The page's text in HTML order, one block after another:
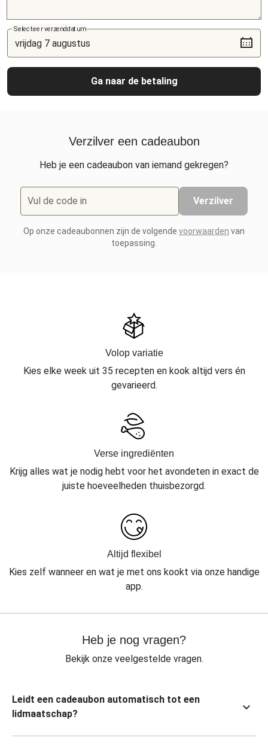
Selecteer verzenddatum
Ga naar de betaling
Verzilver een cadeaubon
Heb je een cadeaubon van iemand gekregen?
Vul de code in Verzilver
Op onze cadeaubonnen zijn de volgende voorwaarden van
toepassing.
Volop variatie
Kies elke week uit 35 recepten en kook altijd vers én
gevarieerd.
Verse ingrediënten
Krijg alles wat je nodig hebt voor het avondeten in exact de
juiste hoeveelheden thuisbezorgd.
Altijd flexibel
Kies zelf wanneer en wat je met ons kookt via onze handige
app.
Heb je nog vragen?
Bekijk onze veelgestelde vragen.
Leidt een cadeaubon automatisch tot een
lidmaatschap?